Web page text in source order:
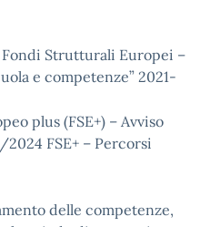
Fondi Strutturali Europei –
e competenze” 2021-
plus (FSE+) – Avviso
FSE+ – Percorsi
delle competenze,